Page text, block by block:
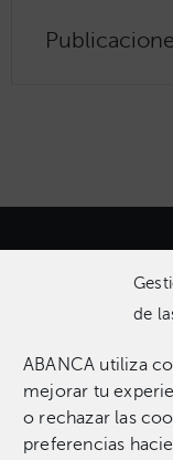
de
ABANCA utiliza
mejorar tu
o rechazar las
preferencias
Una colección que
esculturas,
pertenecientes a